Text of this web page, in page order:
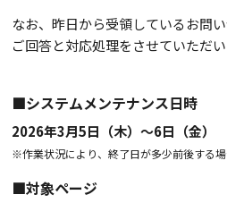
なお、昨日から受領しているお問
ご回答と対応処理をさせていた
■システムメンテナンス日時
2026年3月5日（木）〜6日（金）
※作業状況により、終了日が多少前後する場
■対象ページ